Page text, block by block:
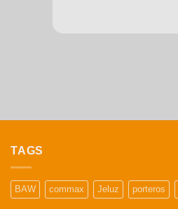
TAGS
BAW commax Jeluz porteros